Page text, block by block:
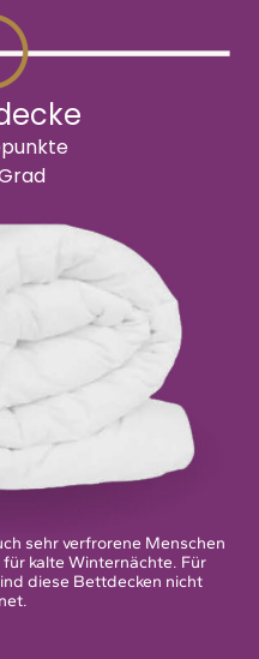
sehr verfrorene Menschen
kalte Winternächte. Für
diese Bettdecken nicht